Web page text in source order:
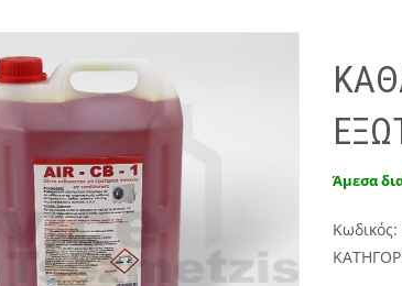
Άμεσα
Κωδικός: